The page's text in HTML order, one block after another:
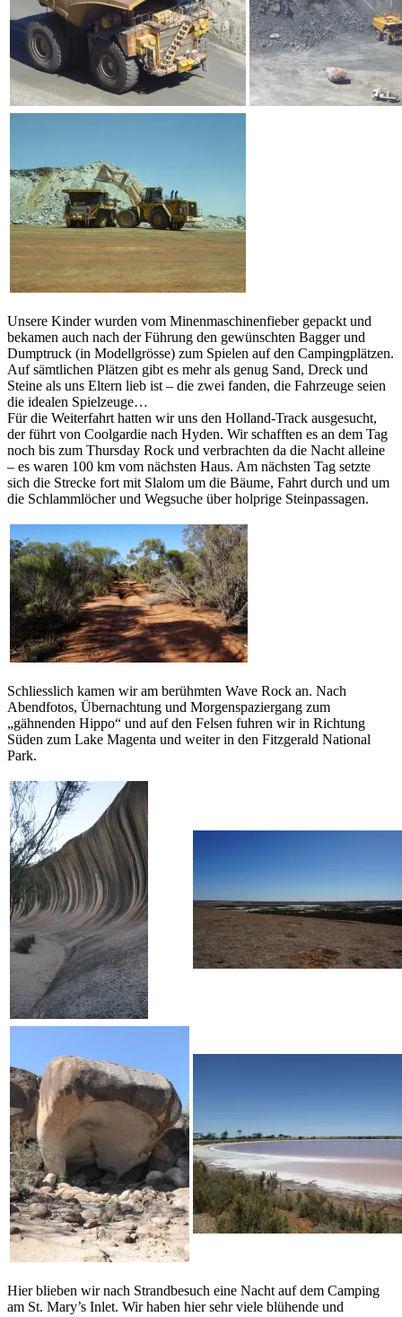
Unsere Kinder wurden vom Minenmaschinenfieber gepackt und
bekamen auch nach der Führung den gewünschten Bagger und
Dumptruck (in Modellgrösse) zum Spielen auf den Campingplätzen.
Auf sämtlichen Plätzen gibt es mehr als genug Sand, Dreck und
Steine als uns Eltern lieb ist – die zwei fanden, die Fahrzeuge seien
die idealen Spielzeuge…
Für die Weiterfahrt hatten wir uns den Holland-Track ausgesucht,
der führt von Coolgardie nach Hyden. Wir schafften es an dem Tag
noch bis zum Thursday Rock und verbrachten da die Nacht alleine
– es waren 100 km vom nächsten Haus. Am nächsten Tag setzte
sich die Strecke fort mit Slalom um die Bäume, Fahrt durch und um
die Schlammlöcher und Wegsuche über holprige Steinpassagen.
Schliesslich kamen wir am berühmten Wave Rock an. Nach
Abendfotos, Übernachtung und Morgenspaziergang zum
„gähnenden Hippo“ und auf den Felsen fuhren wir in Richtung
Süden zum Lake Magenta und weiter in den Fitzgerald National
Park.
Hier blieben wir nach Strandbesuch eine Nacht auf dem Camping
am St. Mary’s Inlet. Wir haben hier sehr viele blühende und